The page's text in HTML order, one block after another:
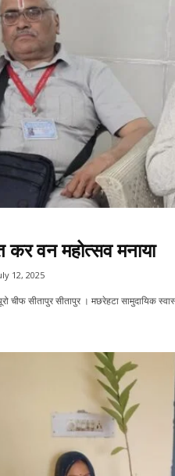
कर वन महोत्सव मनाया
12, 2025
चीफ सीतापुर सीतापुर । मछरेहटा सामुदायिक